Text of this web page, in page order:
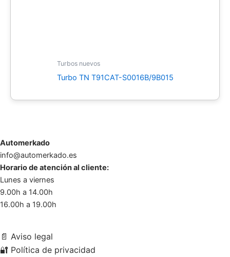
Turbos nuevos
Turbo TN T91CAT-S0016B/9B015
Automerkado
info@automerkado.es
Horario de atención al cliente:
Lunes a viernes
9.00h a 14.00h
16.00h a 19.00h
📄 Aviso legal
🔐 Política de privacidad